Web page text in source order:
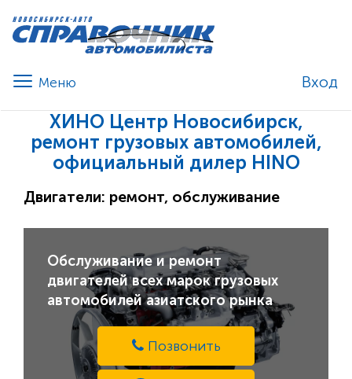
Вход
ХИНО Центр Новосибирск,
ремонт грузовых автомобилей,
официальный дилер HINO
Двигатели: ремонт, обслуживание
Обслуживание и ремонт
двигателей всех марок грузовых
автомобилей азиатского рынка
Позвонить